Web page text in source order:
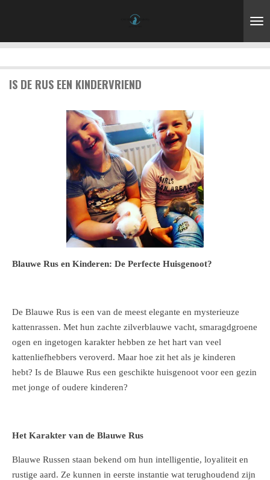
naar
IS DE RUS EEN KINDERVRIEND
Blauwe Rus en Kinderen: De Perfecte Huisgenoot?
De Blauwe Rus is een van de meest elegante en mysterieuze
kattenrassen. Met hun zachte zilverblauwe vacht, smaragdgroene
ogen en ingetogen karakter hebben ze het hart van veel
kattenliefhebbers veroverd. Maar hoe zit het als je kinderen
hebt? Is de Blauwe Rus een geschikte huisgenoot voor een gezin
met jonge of oudere kinderen?
Het Karakter van de Blauwe Rus
Blauwe Russen staan bekend om hun intelligentie, loyaliteit en
rustige aard. Ze kunnen in eerste instantie wat terughoudend zijn